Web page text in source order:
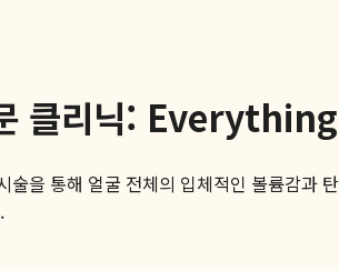
문 클리닉:
을 통해 얼굴 전체의 입체적인 볼륨감과